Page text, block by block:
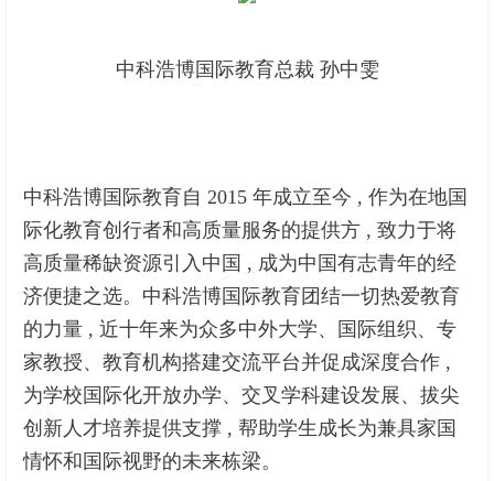
中科浩博国际教育总裁 孙中雯
中科浩博国际教育自 2015 年成立至今 , 作为在地国
际化教育创行者和高质量服务的提供方 , 致力于将
高质量稀缺资源引入中国 , 成为中国有志青年的经
济便捷之选。中科浩博国际教育团结一切热爱教育
的力量 , 近十年来为众多中外大学、国际组织、专
家教授、教育机构搭建交流平台并促成深度合作 ,
为学校国际化开放办学、交叉学科建设发展、拔尖
创新人才培养提供支撑 , 帮助学生成长为兼具家国
情怀和国际视野的未来栋梁。